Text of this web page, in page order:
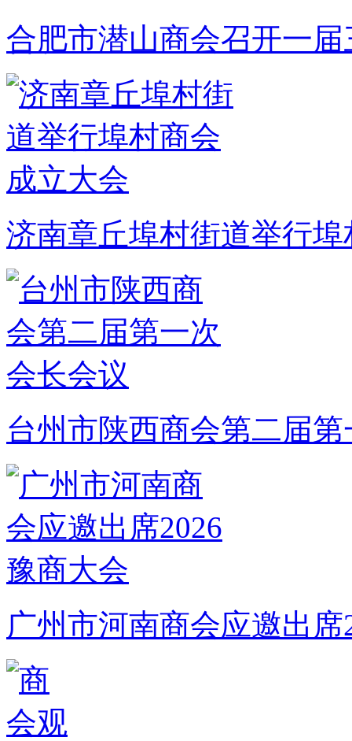
合肥市潜山商会召开一
济南章丘埠村街道举行
台州市陕西商会第二届
广州市河南商会应邀出席